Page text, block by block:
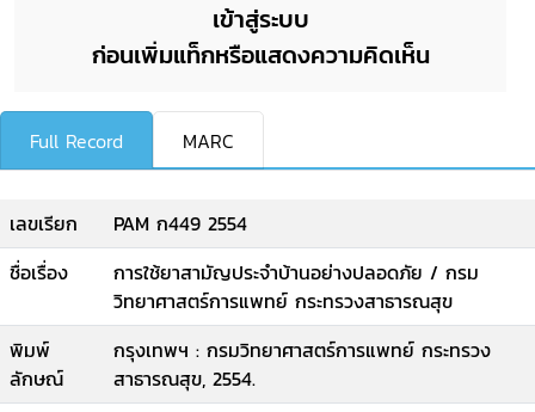
เข้าสู่ระบบ
ก่อนเพิ่มแท็กหรือแสดงความคิดเห็น
Full Record MARC
เลขเรียก
PAM ก449 2554
ชื่อเรื่อง
การใช้ยาสามัญประจำบ้านอย่างปลอดภัย / กรม
วิทยาศาสตร์การแพทย์ กระทรวงสาธารณสุข
พิมพ์
ลักษณ์
กรุงเทพฯ : กรมวิทยาศาสตร์การแพทย์ กระทรวง
สาธารณสุข, 2554.